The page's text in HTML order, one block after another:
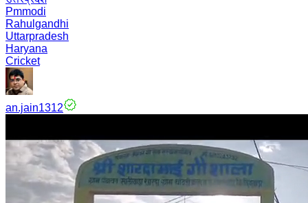
Pmmodi
Rahulgandhi
Uttarpradesh
Haryana
Cricket
an.jain1312